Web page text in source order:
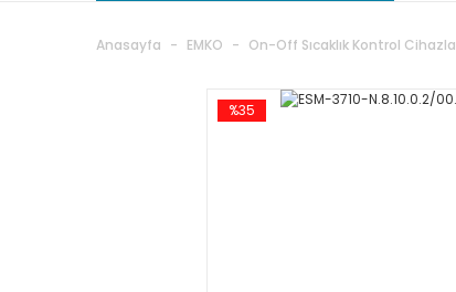
Anasayfa EMKO On-Off Sıcaklık Kontrol
%35